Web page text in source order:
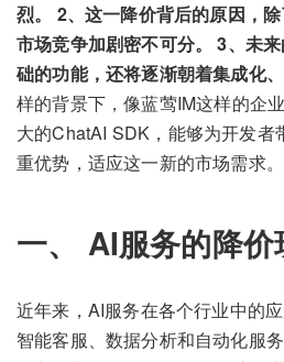
烈。 2、这一降价背后的原因，
市场竞争加剧密不可分。 3、未
础的功能，还将逐渐朝着集成化、
样的背景下，像蓝莺IM这样的企
大的ChatAI SDK，能够为开发者
重优势，适应这一新的市场需求。
一、 AI服务的降价
近年来，AI服务在各个行业中的
智能客服、数据分析和自动化服